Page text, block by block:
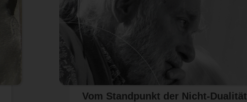
Vom Standpunkt der Nicht-Dualität